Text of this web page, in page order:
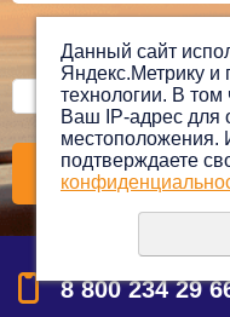
Даю своё
данных, в
8 800 234 29
Данный сайт
Яндекс.Метрику и
технологии. В
Ваш IP-адрес для
местоположения.
подтверждаете